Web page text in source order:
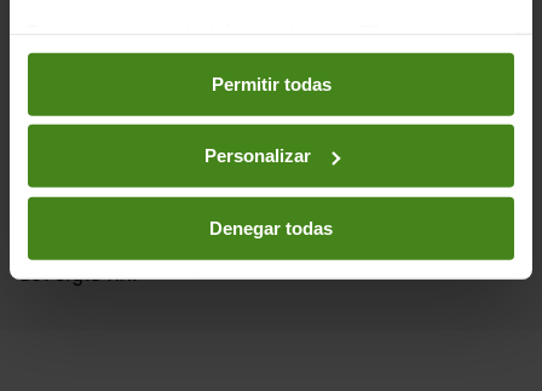
preferencias accediendo a nuestraPolítica de Cookieso
en los botones facilitados a continuación:
Permitir todas
Personalizar
Denegar todas
Oxfam Intermón mantiene una campaña
un alto el fuego inmediato en Gaza.
del siglo XX.